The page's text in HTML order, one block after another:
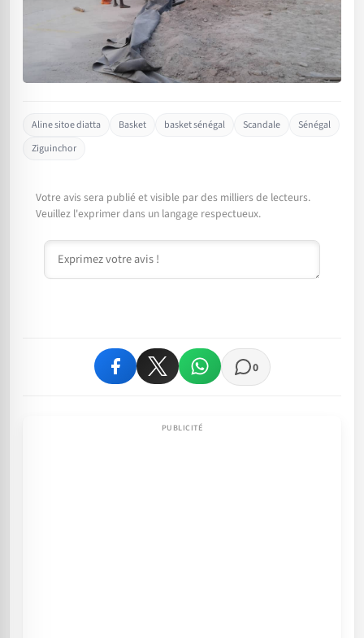
Aline sitoe diatta Basket basket sénégal Scandale
Sénégal
Ziguinchor
Votre avis sera publié et visible par des milliers de lecteurs.
Veuillez l'exprimer dans un langage respectueux.
Commentaire
0